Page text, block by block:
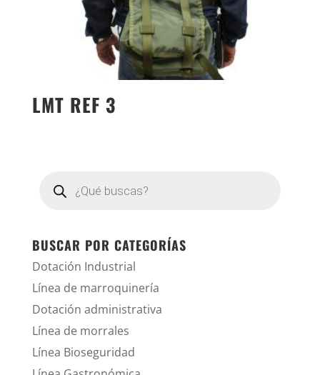
LMT REF 3
productos
BUSCAR POR CATEGORÍAS
Dotación Industrial
Línea de marroquinería
Dotación administrativa
Línea de morrales
Línea Bioseguridad